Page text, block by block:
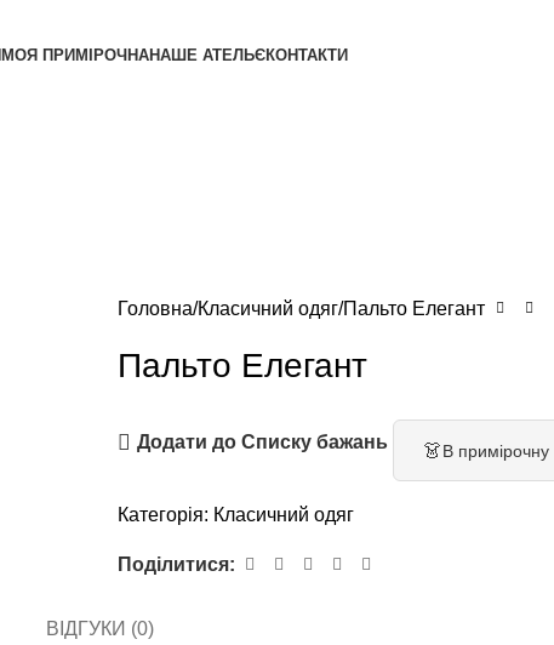
МОЯ ПРИМІРОЧНАНАШЕ АТЕЛЬЄКОНТАКТИ
Головна Класичний одяг Пальто Елегант
Пальто Елегант
Додати до Списку бажань 👗В примірочну
Категорія: Класичний одяг
Поділитися:
ВІДГУКИ (0)